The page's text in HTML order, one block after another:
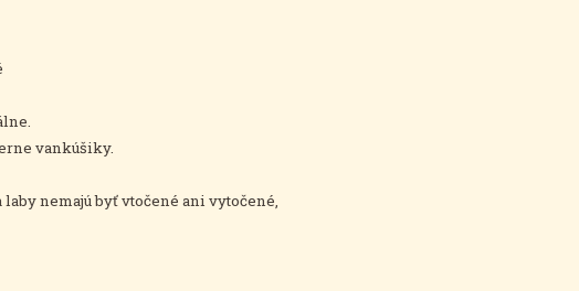
vankúšiky.
nemajú byť vtočené ani vytočené,